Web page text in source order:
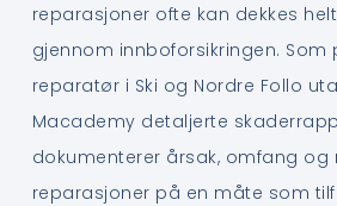
reparasjoner ofte kan dekkes
gjennom innboforsikringen. Som
reparatør i Ski og Nordre Follo
Macademy detaljerte
dokumenterer årsak, omfang og
reparasjoner på en måte som